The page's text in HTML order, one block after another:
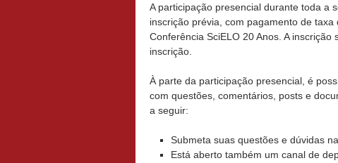
A participação presencial durante toda a
inscrição prévia, com pagamento de
Conferência SciELO 20 Anos. A
inscrição.
À parte da participação presencial, é
com questões, comentários, posts e
a seguir:
Submeta suas questões e dúvidas
Está aberto também um canal de